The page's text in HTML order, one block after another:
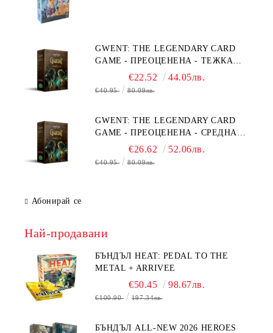
GWENT: THE LEGENDARY CARD
GAME - ПРЕОЦЕНЕНА - ТЕЖКА
ПОВРЕДА НА КУТИЯТА
€22.52 44.05лв.
€40.95 80.09лв.
GWENT: THE LEGENDARY CARD
GAME - ПРЕОЦЕНЕНА - СРЕДНА
ПОВРЕДА НА КУТИЯТА
€26.62 52.06лв.
€40.95 80.09лв.
Абонирай се
Най-продавани
БЪНДЪЛ HEAT: PEDAL TO THE
METAL + ARRIVEE
€50.45 98.67лв.
€100.90 197.34лв.
БЪНДЪЛ ALL-NEW 2026 HEROES